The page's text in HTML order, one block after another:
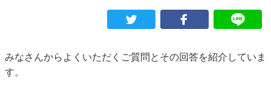
みなさんからよくいただくご質問とその回答を紹介していま
す。